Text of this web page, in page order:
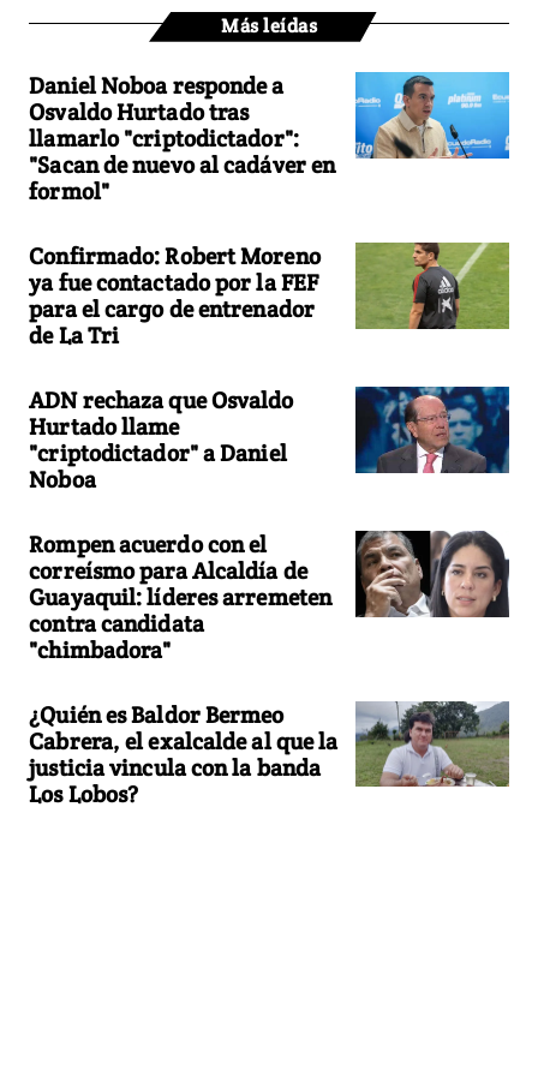
Más leídas
Daniel Noboa responde a
Osvaldo Hurtado tras
llamarlo "criptodictador":
"Sacan de nuevo al cadáver en
formol"
Confirmado: Robert Moreno
ya fue contactado por la FEF
para el cargo de entrenador
de La Tri
ADN rechaza que Osvaldo
Hurtado llame
"criptodictador" a Daniel
Noboa
Rompen acuerdo con el
correísmo para Alcaldía de
Guayaquil: líderes arremeten
contra candidata
"chimbadora"
¿Quién es Baldor Bermeo
Cabrera, el exalcalde al que la
justicia vincula con la banda
Los Lobos?